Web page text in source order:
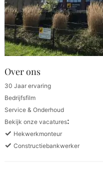
Over ons
30 Jaar ervaring
Bedrijfsfilm
Service & Onderhoud
Bekijk onze vacatures:
✓ Hekwerkmonteur
✓ Constructiebankwerker